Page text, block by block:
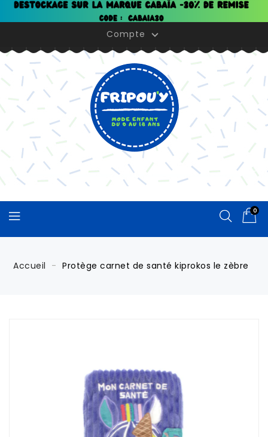
Compte 
0
Accueil Protège carnet de santé kiprokos le zèbre
Panneau de gestion des cookies